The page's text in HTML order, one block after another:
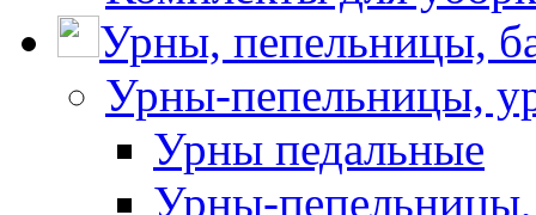
Урны, пепельницы,
Урны-пепельницы,
Урны педальные
Урны-